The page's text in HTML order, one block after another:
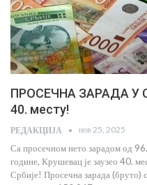
ПРОСЕЧНА ЗАРАДА У
40. месту!
РЕДАКЦИЈА нов 25, 2025
Са просечном нето зарадом од
године, Крушевац је заузео 40.
Србије! Просечна зарада (бруто)